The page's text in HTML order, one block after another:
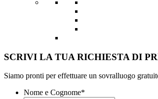
SCRIVI LA TUA RICHIESTA DI
Siamo pronti per effettuare un sovralluogo
Nome e Cognome*